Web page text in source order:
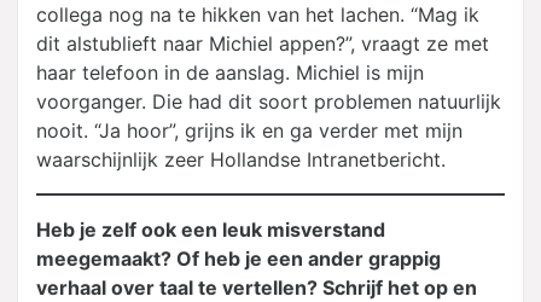
collega nog na te hikken van het lachen. “Mag ik
dit alstublieft naar Michiel appen?”, vraagt ze met
haar telefoon in de aanslag. Michiel is mijn
voorganger. Die had dit soort problemen natuurlijk
nooit. “Ja hoor”, grijns ik en ga verder met mijn
waarschijnlijk zeer Hollandse Intranetbericht.
Heb je zelf ook een leuk misverstand
meegemaakt? Of heb je een ander grappig
verhaal over taal te vertellen? Schrijf het op en